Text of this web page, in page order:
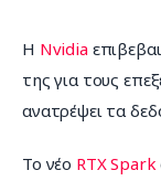
Η Nvidia
της για τους
ανατρέψει τα
Το νέο RTX Spark